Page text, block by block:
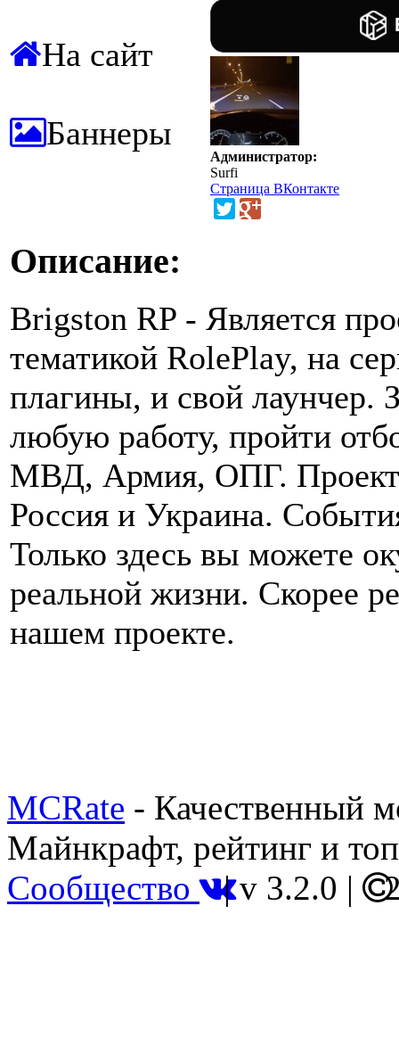
На сайт
Баннеры
Администратор:
Surfi
Страница ВКонтакте
Описание:
Brigston RP - Является
тематикой RolePlay, на
плагины, и свой лаунчер.
любую работу, пройти
МВД, Армия, ОПГ. Проект
Россия и Украина.
Только здесь вы можете
реальной жизни. Скорее
нашем проекте.
MCRate - Качественный
Майнкрафт, рейтинг и
Сообщество |v 3.2.0 |